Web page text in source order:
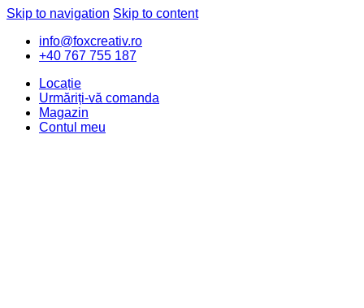
Skip to navigation Skip to content
info@foxcreativ.ro
+40 767 755 187
Locație
Urmăriți-vă comanda
Magazin
Contul meu